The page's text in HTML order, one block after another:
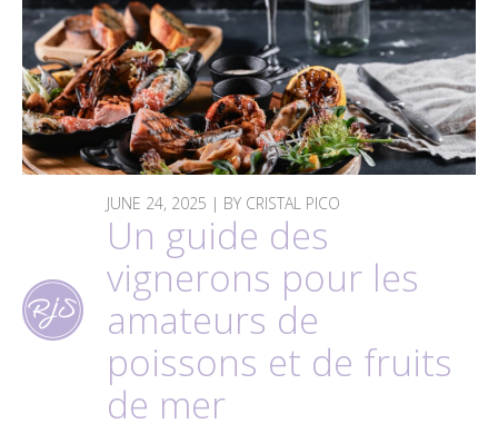
JUNE 24, 2025 | BY CRISTAL PICO
Un guide des
vignerons pour les
amateurs de
poissons et de fruits
de mer